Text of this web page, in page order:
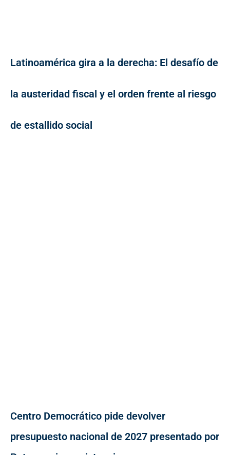
Latinoamérica gira a la derecha: El desafío de
la austeridad fiscal y el orden frente al riesgo
de estallido social
Centro Democrático pide devolver
presupuesto nacional de 2027 presentado por